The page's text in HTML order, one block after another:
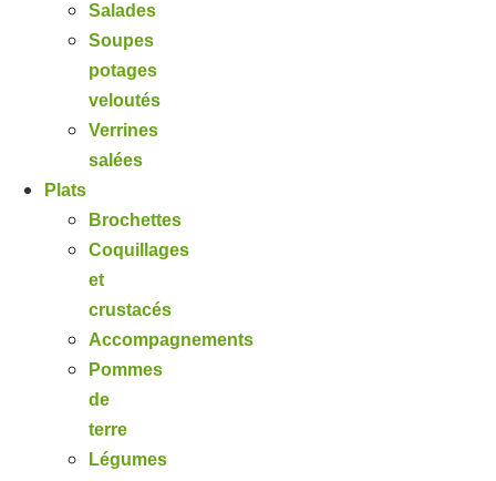
Salades
Soupes
potages
veloutés
Verrines
salées
Plats
Brochettes
Coquillages
et
crustacés
Accompagnements
Pommes
de
terre
Légumes